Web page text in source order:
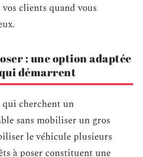
clients quand vous
: une option adaptée
démarrent
cherchent un
sans mobiliser un gros
le véhicule plusieurs
à poser constituent une